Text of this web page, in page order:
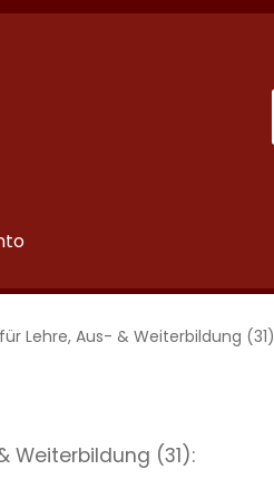
Lehre, Aus- & Weiterbildung (31)
Weiterbildung (31):